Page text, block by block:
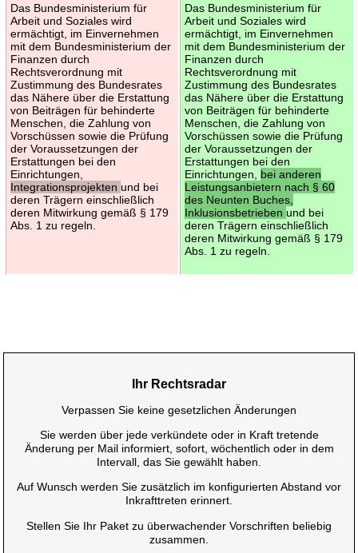
Das Bundesministerium für
Arbeit und Soziales wird
ermächtigt, im Einvernehmen
mit dem Bundesministerium der
Finanzen durch
Rechtsverordnung mit
Zustimmung des Bundesrates
das Nähere über die Erstattung
von Beiträgen für behinderte
Menschen, die Zahlung von
Vorschüssen sowie die Prüfung
der Voraussetzungen der
Erstattungen bei den
Einrichtungen,
Integrationsprojekten und bei
deren Trägern einschließlich
deren Mitwirkung gemäß § 179
Abs. 1 zu regeln.
Das Bundesministerium für
Arbeit und Soziales wird
ermächtigt, im Einvernehmen
mit dem Bundesministerium der
Finanzen durch
Rechtsverordnung mit
Zustimmung des Bundesrates
das Nähere über die Erstattung
von Beiträgen für behinderte
Menschen, die Zahlung von
Vorschüssen sowie die Prüfung
der Voraussetzungen der
Erstattungen bei den
Einrichtungen, bei anderen
Leistungsanbietern nach § 60
des Neunten Buches,
Inklusionsbetrieben und bei
deren Trägern einschließlich
deren Mitwirkung gemäß § 179
Abs. 1 zu regeln.
Ihr Rechtsradar
Verpassen Sie keine gesetzlichen Änderungen
Sie werden über jede verkündete oder in Kraft tretende
Änderung per Mail informiert, sofort, wöchentlich oder in dem
Intervall, das Sie gewählt haben.
Auf Wunsch werden Sie zusätzlich im konfigurierten Abstand vor
Inkrafttreten erinnert.
Stellen Sie Ihr Paket zu überwachender Vorschriften beliebig
zusammen.